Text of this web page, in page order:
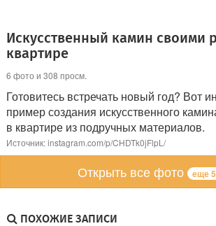
Искусственный камин своими
квартире
6 фото и 308 просм.
Готовитесь встречать новый год? Вот
пример создания искусственного
в квартире из подручных материалов.
Источник: instagram.com/p/CHDTk0jFlpL/
Открыть все фото еще
ПОХОЖИЕ ЗАПИСИ